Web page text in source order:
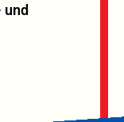
und